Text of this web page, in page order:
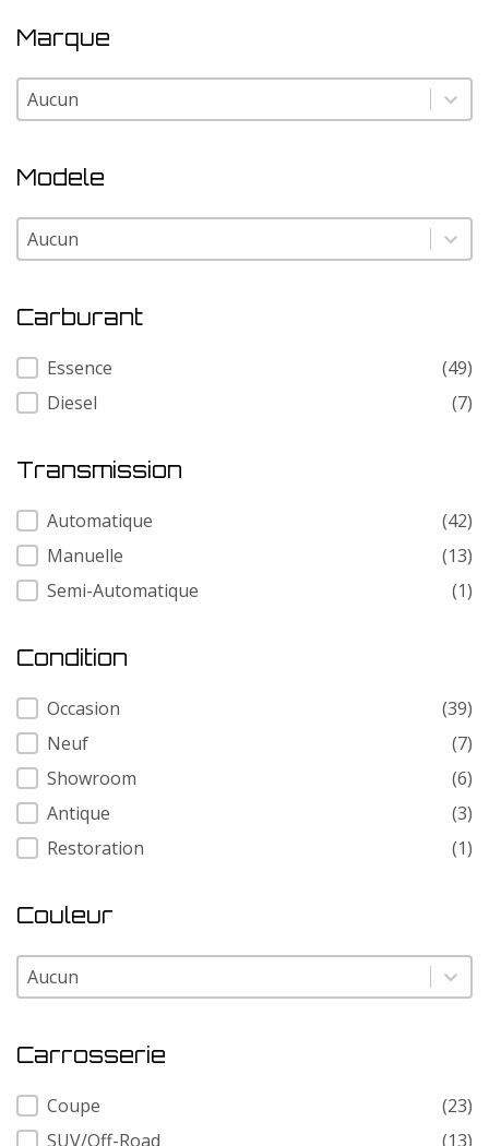
Marque
Marque
Marque
Modele
Modele
Modele
Carburant
Carburant
Essence
(49)
Diesel
(7)
Transmission
Transmission
Automatique
(42)
Manuelle
(13)
Semi-Automatique
(1)
Condition
Condition
Occasion
(39)
Neuf
(7)
Showroom
(6)
Antique
(3)
Restoration
(1)
Couleur
Couleur
Couleur
Carrosserie
Carrosserie
Coupe
(23)
SUV/Off-Road
(13)